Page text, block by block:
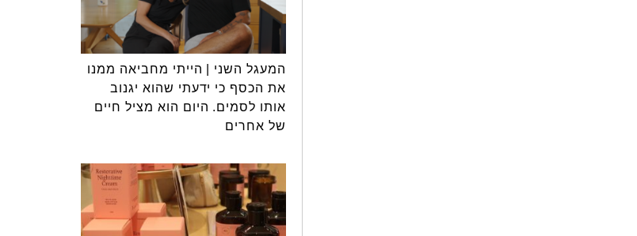
המעגל השני | הייתי מחביאה ממנו
את הכסף כי ידעתי שהוא יגנוב
אותו לסמים. היום הוא מציל חיים
של אחרים